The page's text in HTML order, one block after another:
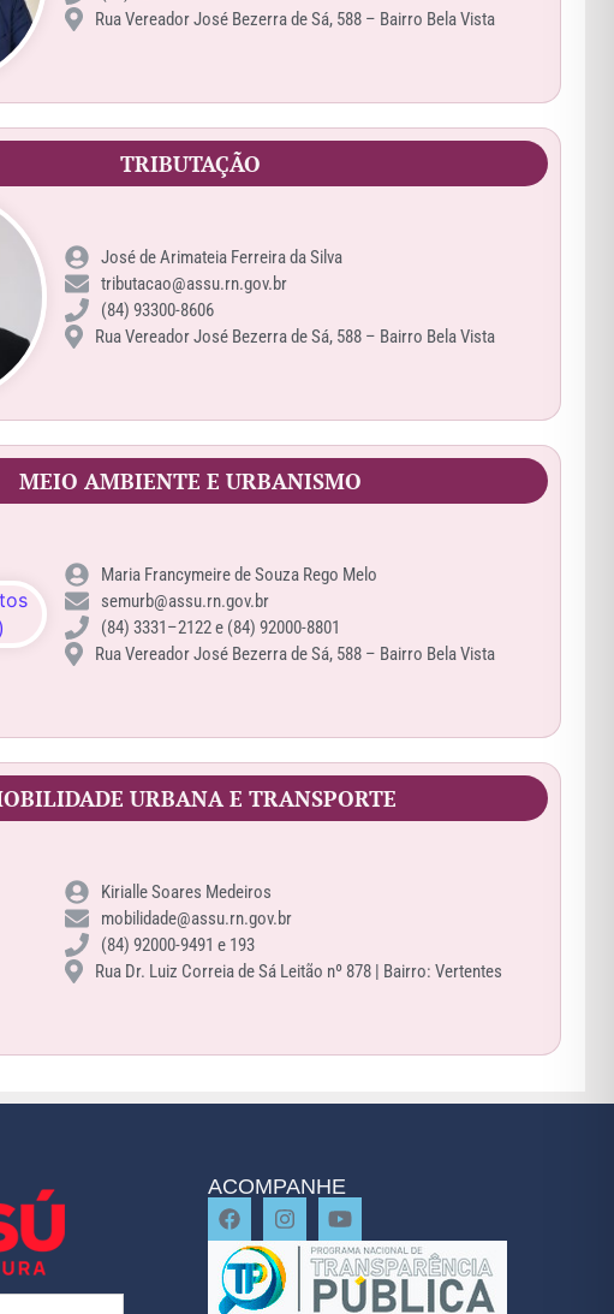
Rua Vereador José Bezerra de Sá, 588 – Bairro Bela Vista
TRIBUTAÇÃO
José de Arimateia Ferreira da Silva
tributacao@assu.rn.gov.br
(84) 93300-8606
Rua Vereador José Bezerra de Sá, 588 – Bairro Bela Vista
MEIO AMBIENTE E URBANISMO
Maria Francymeire de Souza Rego Melo
semurb@assu.rn.gov.br
(84) 3331–2122 e (84) 92000-8801
Rua Vereador José Bezerra de Sá, 588 – Bairro Bela Vista
URBANA E TRANSPORTE
Kirialle Soares Medeiros
mobilidade@assu.rn.gov.br
(84) 92000-9491 e 193
Rua Dr. Luiz Correia de Sá Leitão nº 878 | Bairro: Vertentes
ACOMPANHE